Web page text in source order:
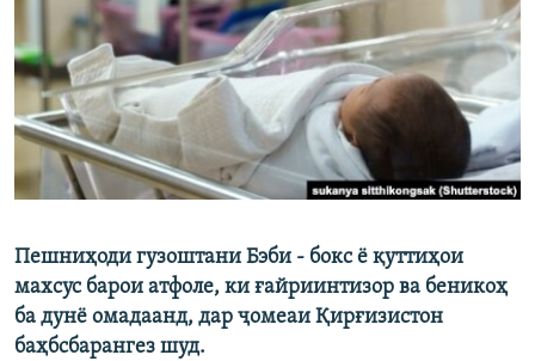
ГУЗОРИШҲОИ РАДИОӢ
Русский
ПАЙГИРӢ КУНЕД
Ҳамаи сомонаҳои RFE/RL
Пешниҳоди гузоштани Бэби - бокс ё қуттиҳои
махсус барои атфоле, ки ғайриинтизор ва беникоҳ
ба дунё омадаанд, дар ҷомеаи Қирғизистон
баҳбсбарангез шуд.